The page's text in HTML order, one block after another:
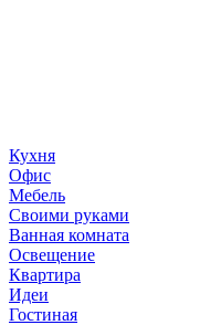
Кухня
Офис
Мебель
Своими руками
Ванная комната
Освещение
Квартира
Идеи
Гостиная